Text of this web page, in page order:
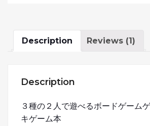
Description Reviews (1)
Description
３種の２人で遊べるボードゲーム
キゲーム本